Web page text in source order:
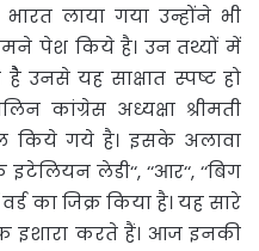
लाया गया उन्होंने भी
पेश किये है। उन तथ्यों में
उनसे यह साक्षात स्पष्ट हो
कांग्रेस अध्यक्षा श्रीमती
किये गये है। इसके अलावा
लेडी‘‘, ‘‘आर‘‘, ‘‘बिग
वर्ड का जिक्र किया है। यह सारे
इशारा करते हैं। आज इनकी